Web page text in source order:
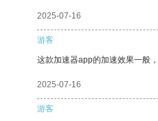
2025-07-16
游客
这款加速器app的加速效果一般
2025-07-16
游客